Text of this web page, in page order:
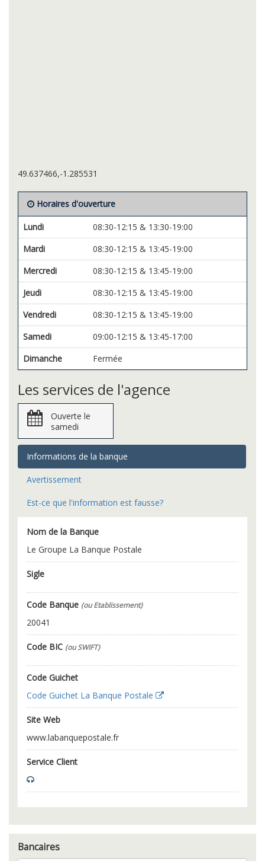
49.637466,-1.285531
Horaires d'ouverture
Lundi
08:30-12:15 & 13:30-19:00
Mardi
08:30-12:15 & 13:45-19:00
Mercredi
08:30-12:15 & 13:45-19:00
Jeudi
08:30-12:15 & 13:45-19:00
Vendredi
08:30-12:15 & 13:45-19:00
Samedi
09:00-12:15 & 13:45-17:00
Dimanche
Fermée
Les services de l'agence
Ouverte le
samedi
Informations de la banque
Avertissement
Est-ce que l'information est fausse?
Nom de la Banque
Le Groupe La Banque Postale
Sigle
Code Banque (ou Etablissement)
20041
Code BIC (ou SWIFT)
Code Guichet
Code Guichet La Banque Postale
Site Web
www.labanquepostale.fr
Service Client
Bancaires